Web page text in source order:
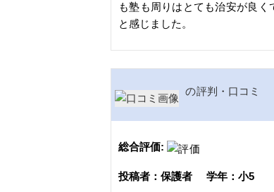
も塾も周りはとても治安が良
と感じました。
の評判・口コミ
総合評価:
投稿者：保護者 学年：小5